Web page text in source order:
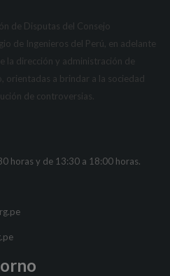
de Disputas del Consejo
de Ingenieros del Perú, en adelante
la dirección y administración de
orientadas a brindar a la sociedad
de controversias.
horas y de 13:30 a 18:00 horas.